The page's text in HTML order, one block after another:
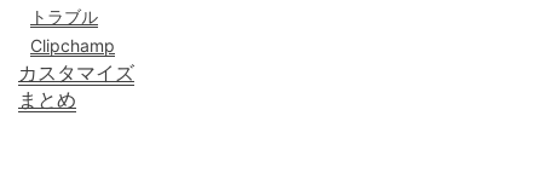
トラブル
Clipchamp
カスタマイズ
まとめ